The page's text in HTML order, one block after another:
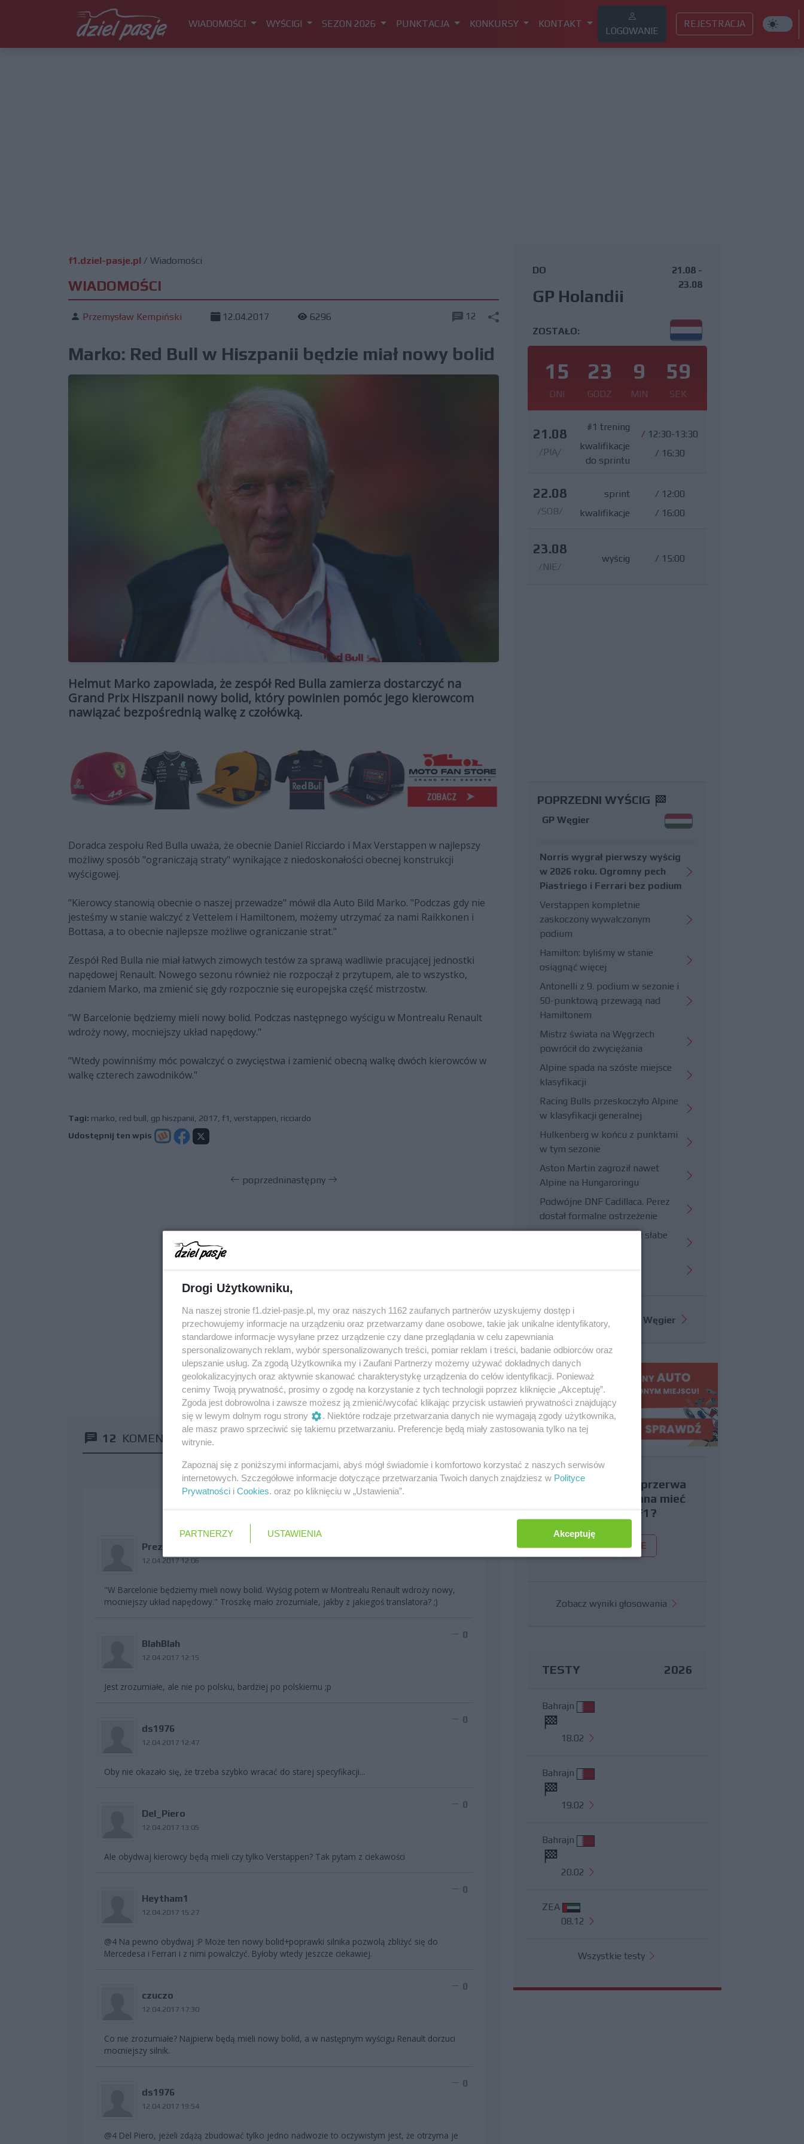
WIADOMOŚCI WYŚCIGI SEZON 2026 PUNKTACJA KONKURSY KONTAKT
LOGOWANIE
REJESTRACJA
f1.dziel-pasje.pl / Wiadomości
WIADOMOŚCI
Przemysław Kempiński 12.04.2017 6296 12
Marko: Red Bull w Hiszpanii będzie miał nowy bolid
Helmut Marko zapowiada, że zespół Red Bulla zamierza dostarczyć na
Grand Prix Hiszpanii nowy bolid, który powinien pomóc jego kierowcom
nawiązać bezpośrednią walkę z czołówką.
Doradca zespołu Red Bulla uważa, że obecnie Daniel Ricciardo i Max Verstappen w najlepszy
możliwy sposób "ograniczają straty" wynikające z niedoskonałości obecnej konstrukcji
wyścigowej.
"Kierowcy stanowią obecnie o naszej przewadze" mówił dla Auto Bild Marko. "Podczas gdy nie
jesteśmy w stanie walczyć z Vettelem i Hamiltonem, możemy utrzymać za nami Raikkonen i
Bottasa, a to obecnie najlepsze możliwe ograniczanie strat."
Zespół Red Bulla nie miał łatwych zimowych testów za sprawą wadliwie pracującej jednostki
napędowej Renault. Nowego sezonu również nie rozpoczął z przytupem, ale to wszystko,
zdaniem Marko, ma zmienić się gdy rozpocznie się europejska część mistrzostw.
"W Barcelonie będziemy mieli nowy bolid. Podczas następnego wyścigu w Montrealu Renault
wdroży nowy, mocniejszy układ napędowy."
"Wtedy powinniśmy móc powalczyć o zwycięstwa i zamienić obecną walkę dwóch kierowców w
walkę czterech zawodników."
Tagi: marko, red bull, gp hiszpanii, 2017, f1, verstappen, ricciardo
Udostępnij ten wpis
poprzedninastępny
12 KOMENTARZY
PrezesArQ
12.04.2017 12:06
"W Barcelonie będziemy mieli nowy bolid. Wyścig potem w Montrealu Renault wdroży nowy,
mocniejszy układ napędowy." Troszkę mało zrozumiale, jakby z jakiegoś translatora? ;)
BlahBlah
12.04.2017 12:15
0
Jest zrozumiałe, ale nie po polsku, bardziej po polskiemu ;p
ds1976
12.04.2017 12:47
0
Oby nie okazało się, że trzeba szybko wracać do starej specyfikacji...
Del_Piero
12.04.2017 13:05
0
Ale obydwaj kierowcy będą mieli czy tylko Verstappen? Tak pytam z ciekawości
Heytham1
12.04.2017 15:27
0
@4 Na pewno obydwaj :P Może ten nowy bolid+poprawki silnika pozwolą zbliżyć się do
Mercedesa i Ferrari i z nimi powalczyć. Byłoby wtedy jeszcze ciekawiej.
czuczo
12.04.2017 17:30
0
Co nie zrozumiałe? Najpierw będą mieli nowy bolid, a w następnym wyścigu Renault dorzuci
mocniejszy silnik.
ds1976
12.04.2017 19:54
0
@4 Del Piero, jeżeli zdążą zbudować tylko jedno nadwozie to oczywistym jest, że otrzyma je
DO
GP Holandii
21.08 -
23.08
ZOSTAŁO:
15
DNI
23
GODZ
9
MIN
58
SEK
21.08
/PIĄ/
#1 trening
kwalifikacje
do sprintu
/ 12:30-13:30
/ 16:30
22.08
/SOB/
sprint
kwalifikacje
/ 12:00
/ 16:00
23.08
/NIE/
wyścig / 15:00
POPRZEDNI WYŚCIG
GP Węgier
Norris wygrał pierwszy wyścig
w 2026 roku. Ogromny pech
Piastriego i Ferrari bez podium
Verstappen kompletnie
zaskoczony wywalczonym
podium
Hamilton: byliśmy w stanie
osiągnąć więcej
Antonelli z 9. podium w sezonie i
50-punktową przewagą nad
Hamiltonem
Mistrz świata na Węgrzech
powrócił do zwyciężania
Alpine spada na szóste miejsce
klasyfikacji
Racing Bulls przeskoczyło Alpine
w klasyfikacji generalnej
Hulkenberg w końcu z punktami
w tym sezonie
Aston Martin zagroził nawet
Alpine na Hungaroringu
Podwójne DNF Cadillaca. Perez
dostał formalne ostrzeżenie
Hungaroring potwierdził słabe
Więcej informacji o GP Węgier
Czy uważasz, że przerwa
wakacyjna powinna mieć
miejsce w F1?
TAK NIE
Zobacz wyniki głosowania
TESTY 2026
Bahrajn
18.02
Bahrajn
19.02
Bahrajn
20.02
ZEA
08.12
Wszystkie testy
Drogi Użytkowniku,
Na naszej stronie f1.dziel-pasje.pl, my oraz naszych 1162 zaufanych partnerów uzyskujemy dostęp i
przechowujemy informacje na urządzeniu oraz przetwarzamy dane osobowe, takie jak unikalne identyfikatory,
standardowe informacje wysyłane przez urządzenie czy dane przeglądania w celu zapewniania
spersonalizowanych reklam, wybór spersonalizowanych treści, pomiar reklam i treści, badanie odbiorców oraz
ulepszanie usług. Za zgodą Użytkownika my i Zaufani Partnerzy możemy używać dokładnych danych
geolokalizacyjnych oraz aktywnie skanować charakterystykę urządzenia do celów identyfikacji. Ponieważ
cenimy Twoją prywatność, prosimy o zgodę na korzystanie z tych technologii poprzez kliknięcie „Akceptuję”.
Zgoda jest dobrowolna i zawsze możesz ją zmienić/wycofać klikając przycisk ustawień prywatności znajdujący
się w lewym dolnym rogu strony
. Niektóre rodzaje przetwarzania danych nie wymagają zgody użytkownika,
ale masz prawo sprzeciwić się takiemu przetwarzaniu. Preferencje będą miały zastosowania tylko na tej
witrynie.
Zapoznaj się z poniższymi informacjami, abyś mógł świadomie i komfortowo korzystać z naszych serwisów
internetowych. Szczegółowe informacje dotyczące przetwarzania Twoich danych znajdziesz w Polityce
Prywatności i Cookies. oraz po kliknięciu w „Ustawienia”.
PARTNERZY USTAWIENIA Akceptuję